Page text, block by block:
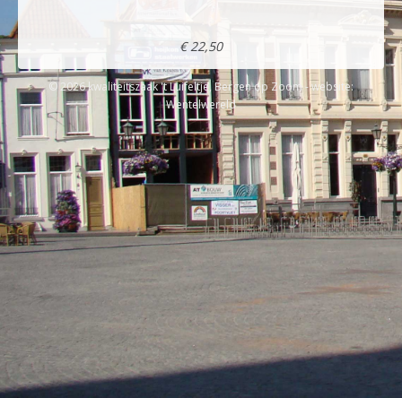
€ 22,50
© 2026 kwaliteitszaak 't Luifeltje, Bergen op Zoom - website:
Wentelwereld